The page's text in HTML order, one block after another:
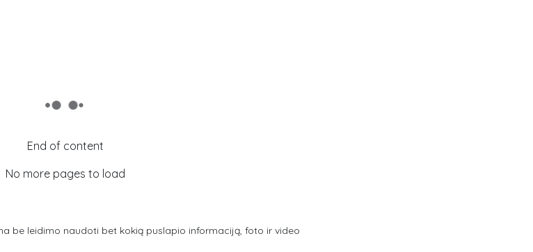
End of content
No more pages to load
be leidimo naudoti bet kokią puslapio informaciją, foto ir video